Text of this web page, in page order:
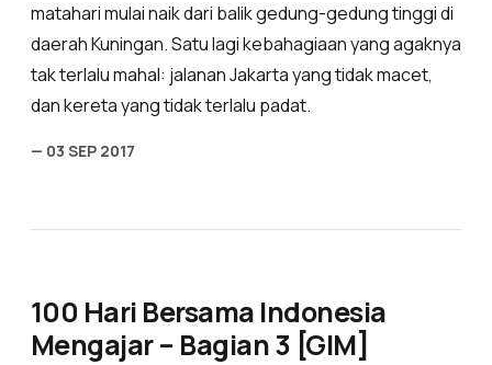
matahari mulai naik dari balik gedung-gedung tinggi di
daerah Kuningan. Satu lagi kebahagiaan yang agaknya
tak terlalu mahal: jalanan Jakarta yang tidak macet,
dan kereta yang tidak terlalu padat.
— 03 SEP 2017
100 Hari Bersama Indonesia
Mengajar – Bagian 3 [GIM]